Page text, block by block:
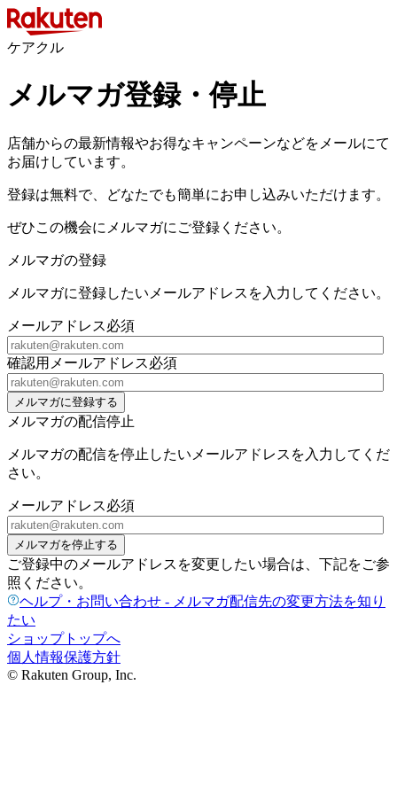
ケアクル
メルマガ登録・停止
店舗からの最新情報やお得なキャンペーンなどをメールにて
お届けしています。
登録は無料で、どなたでも簡単にお申し込みいただけます。
ぜひこの機会にメルマガにご登録ください。
メルマガの登録
メルマガに登録したいメールアドレスを入力してください。
メールアドレス必須
確認用メールアドレス必須
メルマガに登録する
メルマガの配信停止
メルマガの配信を停止したいメールアドレスを入力してくだ
さい。
メールアドレス必須
メルマガを停止する
ご登録中のメールアドレスを変更したい場合は、下記をご参
照ください。
ヘルプ・お問い合わせ - メルマガ配信先の変更方法を知り
たい
ショップトップへ
個人情報保護方針
© Rakuten Group, Inc.